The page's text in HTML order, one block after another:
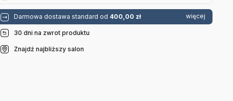
Darmowa dostawa standard od 400,00 zł więcej
30 dni na zwrot produktu
Znajdź najbliższy salon